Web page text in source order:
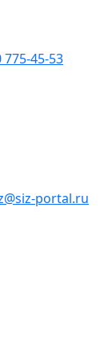
775-45-53
portal.ru